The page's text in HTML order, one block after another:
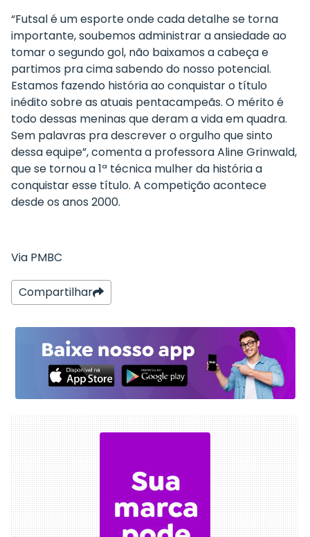
“Futsal é um esporte onde cada detalhe se torna
importante, soubemos administrar a ansiedade ao
tomar o segundo gol, não baixamos a cabeça e
partimos pra cima sabendo do nosso potencial.
Estamos fazendo história ao conquistar o título
inédito sobre as atuais pentacampeãs. O mérito é
todo dessas meninas que deram a vida em quadra.
Sem palavras pra descrever o orgulho que sinto
dessa equipe”, comenta a professora Aline Grinwald,
que se tornou a 1ª técnica mulher da história a
conquistar esse título. A competição acontece
desde os anos 2000.
Via PMBC
Compartilhar